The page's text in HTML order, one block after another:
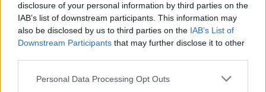
disclosure of your personal information by third parties on the
IAB’s list of downstream participants. This information may
also be disclosed by us to third parties on the IAB’s List of
Downstream Participants that may further disclose it to other
Please note that this website/app uses one or more Google
Personal Data Processing Opt Outs
των φορέων και η άμεση τοποθέτηση των
ωφελουμένων.
Η ΔΥΠΑ θα καλύπτει το75%του συνολικού
μισθολογικού και ασφαλιστικού κόστους κάθε